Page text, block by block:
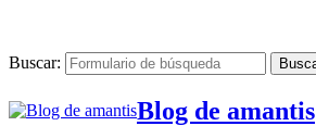
Buscar:
Blog de amantis